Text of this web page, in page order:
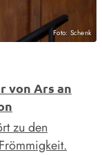
Foto: Schenk
von Ars an
zu den